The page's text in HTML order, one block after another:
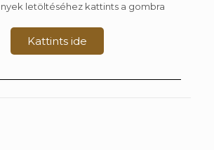
letöltéséhez kattints a gombra
Kattints ide